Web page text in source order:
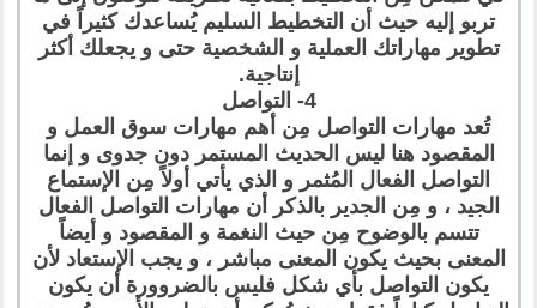
تربو إليه حيث أن التخطيط السليم يُساعدك كثيراً في
تطوير مهاراتك العملية و الشخصية حتى و يجعلك أكثر
إنتاجية.
4- التواصل
تُعد مهارات التواصل مِن أهم مهارات سوق العمل و
المقصود هنا ليس الحديث المستمر دون جدوى و إنما
التواصل الفعال المُثمر و الذي يأتي أولاً مِن الإستماع
الجيد ، و مِن الجدير بالذكر أن مهارات التواصل الفعال
تتسم بالوضوح مِن حيث النغمة و المقصود و أيضاً
المعنى بحيث يكون المعنى مباشر ، و يجب الإستعاد لأن
يكون التواصل بأي شكل فليس بالضروورة أن يكون